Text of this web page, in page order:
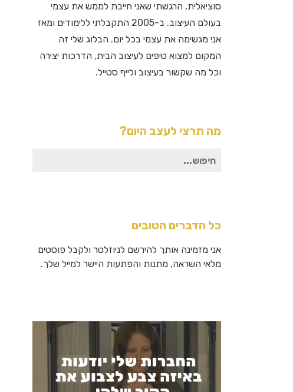
סוציאלית, הרגשתי שאני חייבת לממש את עצמי
בעולם העיצוב. ב-2005 התקבלתי ללימודים ומאז
אני מגשימה את עצמי בכל יום. הבלוג שלי זה
המקום למצוא טיפים לעיצוב הבית, הדרכות יצירה
וכל מה שקשור בעיצוב ולייף סטייל.
מה תרצי לעצב היום?
חיפוש
כל הדברים הטובים
אני מזמינה אותך להירשם לניוזלטר ולקבל פוסטים
מלאי השראה, מתנות והפתעות היישר למייל שלך.